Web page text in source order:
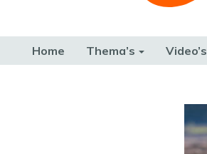
Home Thema’s Video’s